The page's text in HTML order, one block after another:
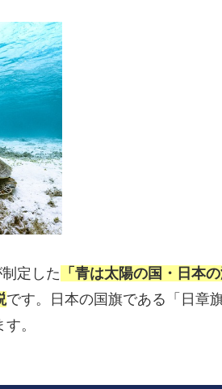
定した 「青は太陽の国・日本
です。日本の国旗である「日章
。